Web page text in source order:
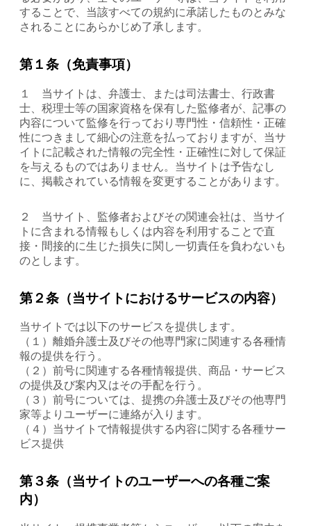
することで、当該すべての規約に承諾したものとみな
されることにあらかじめ了承します。
第１条（免責事項）
１ 当サイトは、弁護士、または司法書士、行政書
士、税理士等の国家資格を保有した監修者が、記事の
内容について監修を行っており専門性・信頼性・正確
性につきまして細心の注意を払っておりますが、当サ
イトに記載された情報の完全性・正確性に対して保証
を与えるものではありません。当サイトは予告なし
に、掲載されている情報を変更することがあります。
２ 当サイト、監修者およびその関連会社は、当サイ
トに含まれる情報もしくは内容を利用することで直
接・間接的に生じた損失に関し一切責任を負わないも
のとします。
第２条（当サイトにおけるサービスの内容）
当サイトでは以下のサービスを提供します。
（１）離婚弁護士及びその他専門家に関連する各種情
報の提供を行う。
（２）前号に関連する各種情報提供、商品・サービス
の提供及び案内又はその手配を行う。
（３）前号については、提携の弁護士及びその他専門
家等よりユーザーに連絡が入ります。
（４）当サイトで情報提供する内容に関する各種サー
ビス提供
第３条（当サイトのユーザーへの各種ご案
内）